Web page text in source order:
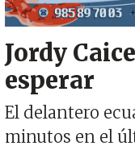
Jordy
esperar
El delantero
minutos en el